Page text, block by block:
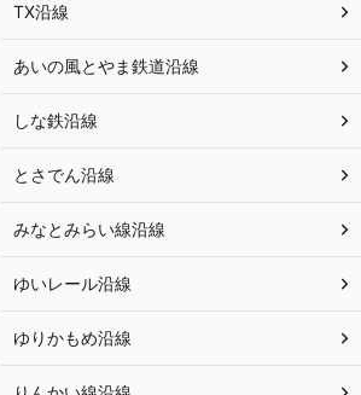
TX沿線
あいの風とやま鉄道沿線
しな鉄沿線
とさでん沿線
みなとみらい線沿線
ゆいレール沿線
ゆりかもめ沿線